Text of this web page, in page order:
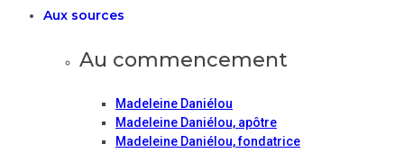
Aux sources
Au commencement
Madeleine Daniélou
Madeleine Daniélou, apôtre
Madeleine Daniélou, fondatrice